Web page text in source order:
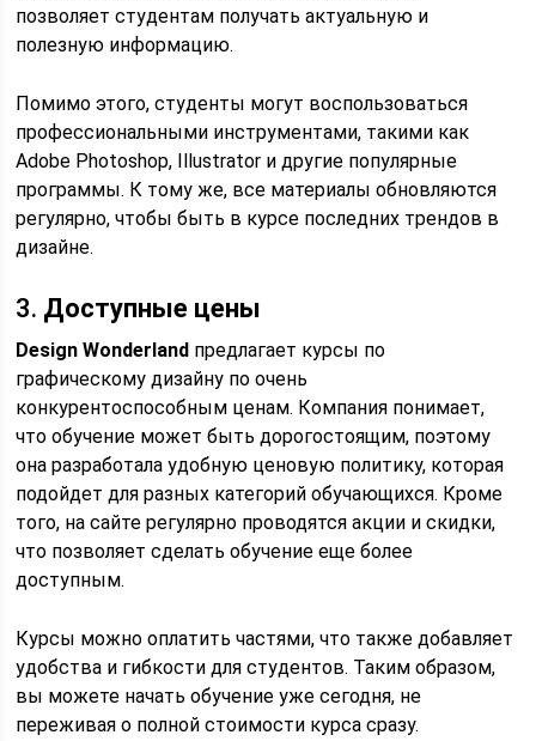
позволяет студентам получать актуальную и
полезную информацию.
Помимо этого, студенты могут воспользоваться
профессиональными инструментами, такими как
Adobe Photoshop, Illustrator и другие популярные
программы. К тому же, все материалы обновляются
регулярно, чтобы быть в курсе последних трендов в
дизайне.
3. Доступные цены
Design Wonderland предлагает курсы по
графическому дизайну по очень
конкурентоспособным ценам. Компания понимает,
что обучение может быть дорогостоящим, поэтому
она разработала удобную ценовую политику, которая
подойдет для разных категорий обучающихся. Кроме
того, на сайте регулярно проводятся акции и скидки,
что позволяет сделать обучение еще более
доступным.
Курсы можно оплатить частями, что также добавляет
удобства и гибкости для студентов. Таким образом,
вы можете начать обучение уже сегодня, не
переживая о полной стоимости курса сразу.